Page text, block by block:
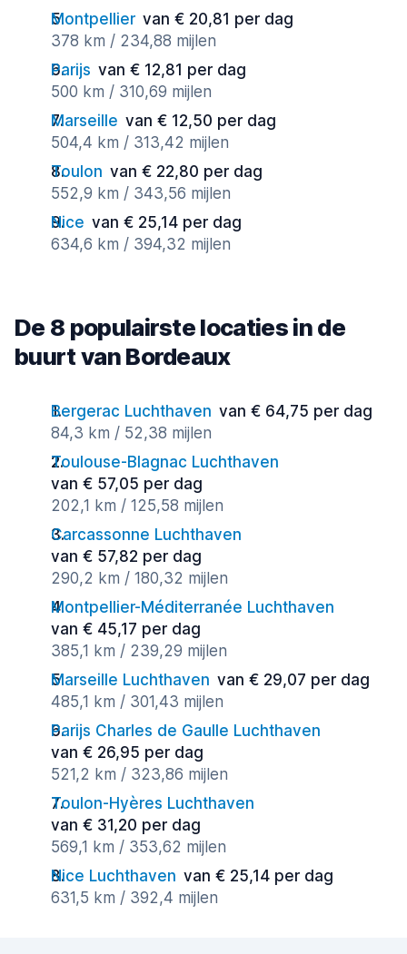
Montpellier van € 20,81 per dag
378 km / 234,88 mijlen
Parijs van € 12,81 per dag
500 km / 310,69 mijlen
Marseille van € 12,50 per dag
504,4 km / 313,42 mijlen
Toulon van € 22,80 per dag
552,9 km / 343,56 mijlen
Nice van € 25,14 per dag
634,6 km / 394,32 mijlen
De 8 populairste locaties in de
buurt van Bordeaux
Bergerac Luchthaven van € 64,75 per dag
84,3 km / 52,38 mijlen
Toulouse-Blagnac Luchthaven
van € 57,05 per dag
202,1 km / 125,58 mijlen
Carcassonne Luchthaven
van € 57,82 per dag
290,2 km / 180,32 mijlen
Montpellier-Méditerranée Luchthaven
van € 45,17 per dag
385,1 km / 239,29 mijlen
Marseille Luchthaven van € 29,07 per dag
485,1 km / 301,43 mijlen
Parijs Charles de Gaulle Luchthaven
van € 26,95 per dag
521,2 km / 323,86 mijlen
Toulon-Hyères Luchthaven
van € 31,20 per dag
569,1 km / 353,62 mijlen
Nice Luchthaven van € 25,14 per dag
631,5 km / 392,4 mijlen